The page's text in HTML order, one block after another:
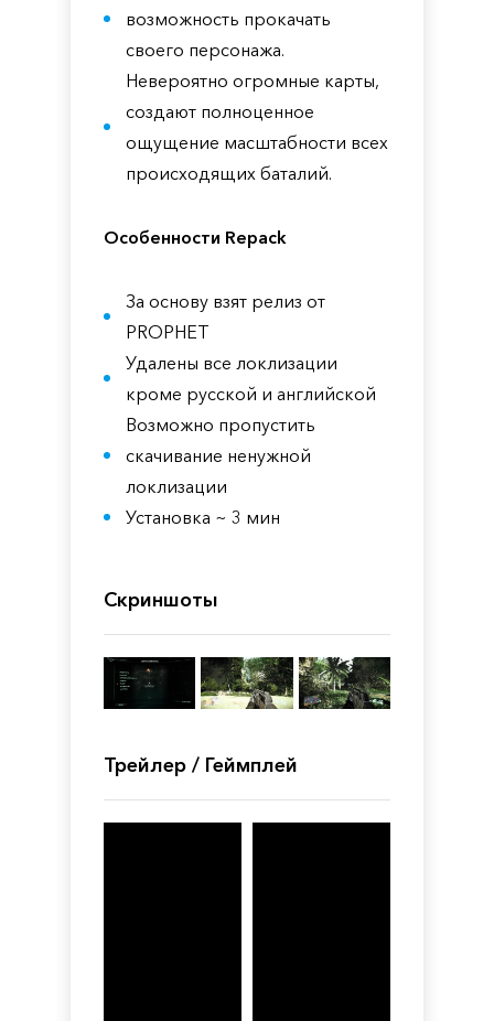
возможность прокачать
своего персонажа.
Невероятно огромные карты,
создают полноценное
ощущение масштабности всех
происходящих баталий.
Особенности Repack
За основу взят релиз от
PROPHET
Удалены все локлизации
кроме русской и английской
Возможно пропустить
скачивание ненужной
локлизации
Установка ~ 3 мин
Скриншоты
Трейлер / Геймплей